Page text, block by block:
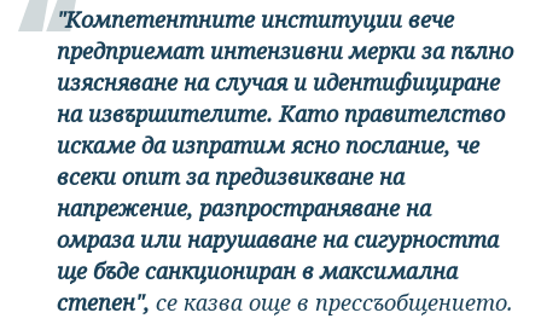
"Компетентните институции вече
предприемат интензивни мерки за пълно
изясняване на случая и идентифициране
на извършителите. Като правителство
искаме да изпратим ясно послание, че
всеки опит за предизвикване на
напрежение, разпространяване на
омраза или нарушаване на сигурността
ще бъде санкциониран в максимална
степен", се казва още в прессъобщението.